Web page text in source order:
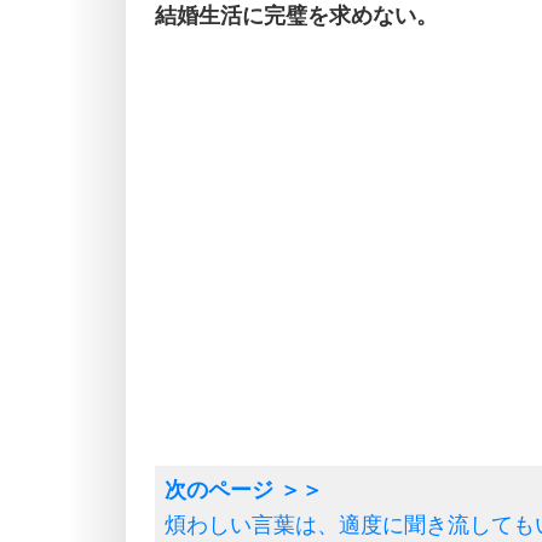
結婚生活に完璧を求めない。
煩わしい言葉は、適度に聞き流しても